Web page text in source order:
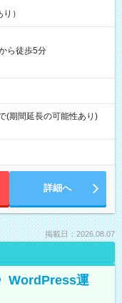
）
ら徒歩5分
期間延長の可能性あり)
詳細へ
掲載日：2026.08.07
WordPress運